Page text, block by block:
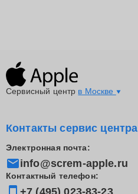
Сервисный центр в Москве
Контакты сервис центра
Электронная почта:
info@screm-apple.ru
Контактный телефон:
+7 (495) 023-83-23